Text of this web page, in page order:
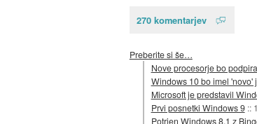
270 komentarjev
Preberite si še…
Nove procesorje bo
Windows 10 bo imel 'novo'
Microsoft je predstavil
Prvi posnetki Windows 9 ::
Potrjen Windows 8.1 z